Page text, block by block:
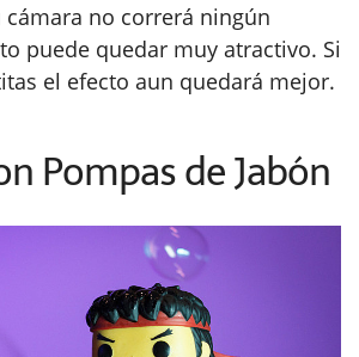
cámara no correrá ningún
puede quedar muy atractivo. Si
el efecto aun quedará mejor.
Pompas de Jabón